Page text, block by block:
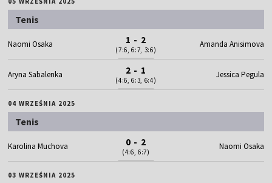
Tenis
Naomi Osaka 1 - 2
(7:6, 6:7, 3:6)
Amanda Anisimova
Aryna Sabalenka 2 - 1
(4:6, 6:3, 6:4)
Jessica Pegula
04 WRZEŚNIA 2025
Tenis
Karolina Muchova 0 - 2
(4:6, 6:7)
Naomi Osaka
03 WRZEŚNIA 2025